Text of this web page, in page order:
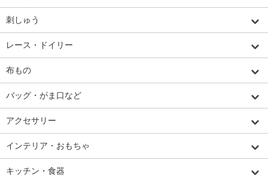
刺しゅう
レース・ドイリー
布もの
バッグ・がま口など
アクセサリー
インテリア・おもちゃ
キッチン・食器